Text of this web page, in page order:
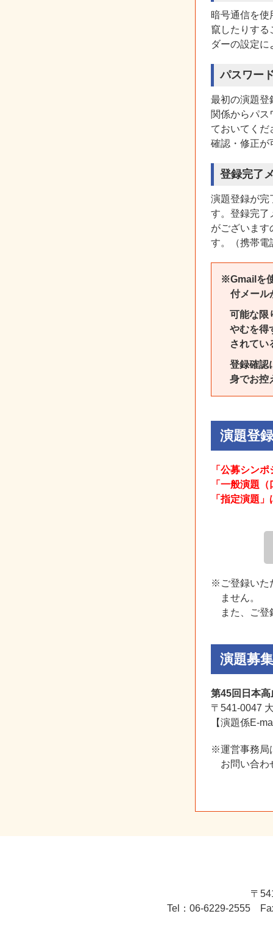
暗号通信を使
竄したりする
ダーの設定
パスワー
最初の演題登
関係からパス
ておいてくだ
確認・修正が
登録完了
演題登録が完
す。登録完了
がございます
す。（携帯電
※Gmailを
付メール
可能な限
やむを得
されてい
登録確認
身でお控
演題登
「公募シン
「一般演題
「指定演題
※ご登録いた
ません。
また、ご
演題募
第45回日本
〒541-0047
【演題係E-
※運営事務局
お問い合わ
〒
Tel：06-6229-2555